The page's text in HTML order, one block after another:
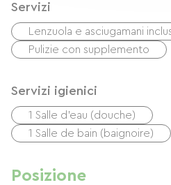
Servizi
Lenzuola e asciugamani
Pulizie con supplemento
Servizi igienici
1 Salle d'eau (douche)
1 Salle de bain (baignoire)
Posizione